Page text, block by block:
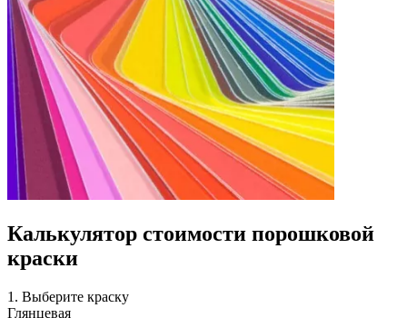
Калькулятор стоимости порошковой
краски
1. Выберите краску
Глянцевая